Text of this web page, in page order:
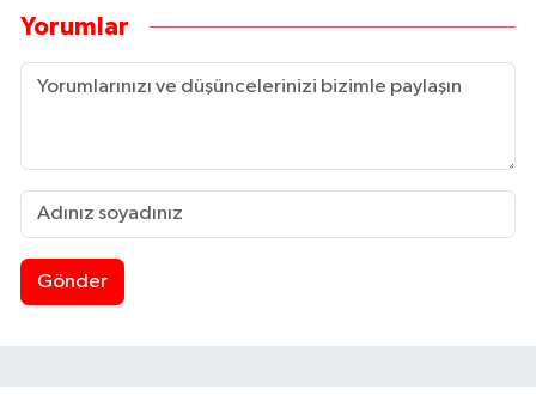
Yorumlar
Gönder